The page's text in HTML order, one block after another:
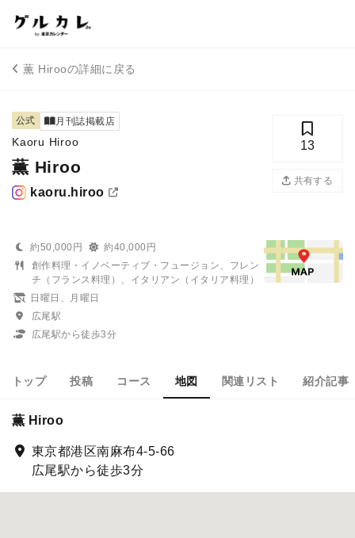
薫 Hirooの詳細に戻る
公式 月刊誌掲載店
Kaoru Hiroo
薫 Hiroo
kaoru.hiroo
13
共有する
約50,000円
約40,000円
創作料理・イノベーティブ・フュージョン、フレン
チ（フランス料理）、イタリアン（イタリア料理）
日曜日、月曜日
広尾駅
広尾駅から徒歩3分
トップ 投稿 コース 地図 関連リスト 紹介記事
薫 Hiroo
東京都港区南麻布4-5-66
広尾駅から徒歩3分